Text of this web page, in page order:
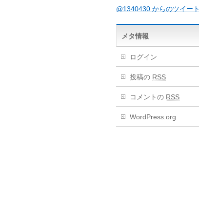
@1340430 からのツイート
メタ情報
ログイン
投稿の RSS
コメントの RSS
WordPress.org